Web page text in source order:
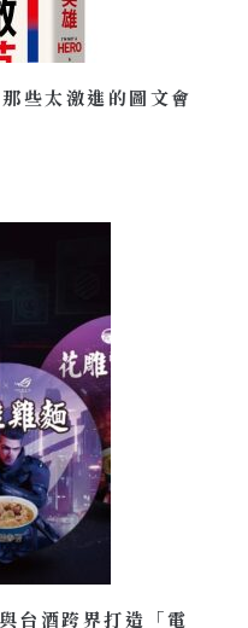
些太激進的圖文會
台酒跨界打造「電